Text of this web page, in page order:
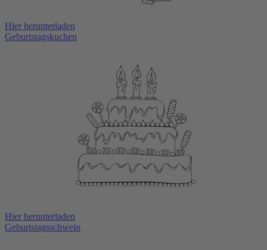
Hier herunterladen
Geburtstagskuchen
Hier herunterladen
Geburtstagsschwein